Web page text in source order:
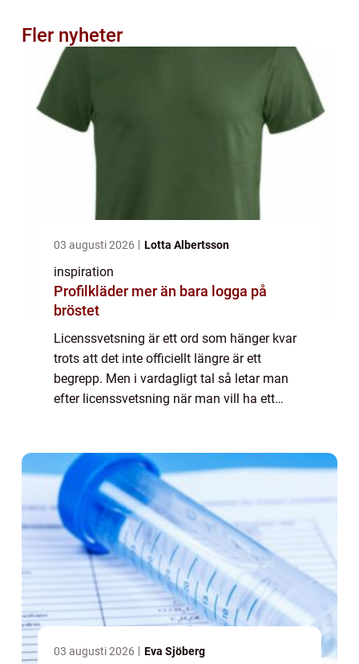
Fler nyheter
03 augusti 2026 Lotta Albertsson
inspiration
Profilkläder mer än bara logga på
bröstet
Licenssvetsning är ett ord som hänger kvar
trots att det inte officiellt längre är ett
begrepp. Men i vardagligt tal så letar man
efter licenssvetsning när man vill ha ett
03 augusti 2026 Eva Sjöberg